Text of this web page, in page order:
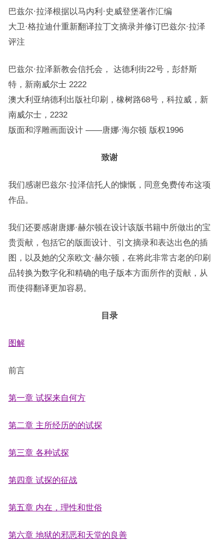
巴兹尔·拉泽根据以马内利·史威登堡著作汇编
大卫·格拉迪什重新翻译拉丁文摘录并修订巴兹尔·拉泽
评注
巴兹尔·拉泽新教会信托会， 达德利街22号，彭舒斯
特，新南威尔士 2222
澳大利亚纳德利出版社印刷，橡树路68号，科拉威，新
南威尔士，2232
版面和浮雕画面设计 ——唐娜·海尔顿 版权1996
致谢
我们感谢巴兹尔·拉泽信托人的慷慨，同意免费传布这项
作品。
我们还要感谢唐娜·赫尔顿在设计该版书籍中所做出的宝
贵贡献，包括它的版面设计、引文摘录和表达出色的插
图，以及她的父亲欧文·赫尔顿，在将此非常古老的印刷
品转换为数字化和精确的电子版本方面所作的贡献，从
而使得翻译更加容易。
目录
图解
前言
第一章 试探来自何方
第二章 主所经历的的试探
第三章 各种试探
第四章 试探的征战
第五章 内在，理性和世俗
第六章 地狱的邪恶和天堂的良善